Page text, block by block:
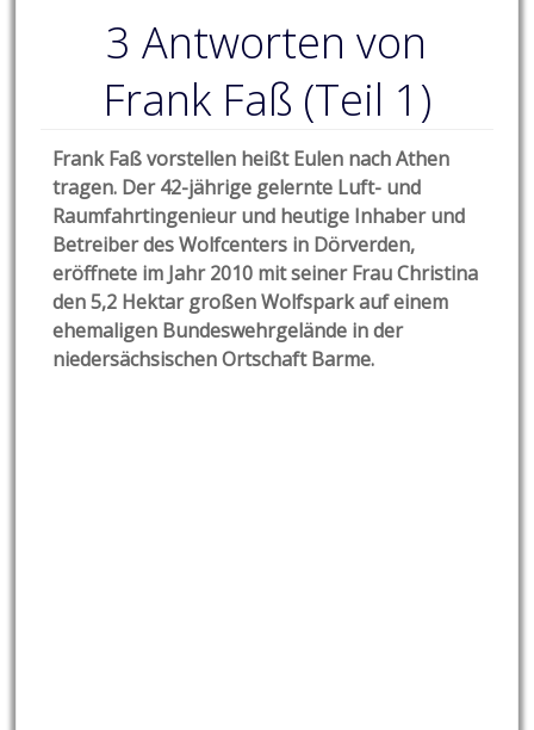
3 Antworten von
Frank Faß (Teil 1)
Frank Faß vorstellen heißt Eulen nach Athen
tragen. Der 42-jährige gelernte Luft- und
Raumfahrtingenieur und heutige Inhaber und
Betreiber des Wolfcenters in Dörverden,
eröffnete im Jahr 2010 mit seiner Frau Christina
den 5,2 Hektar großen Wolfspark auf einem
ehemaligen Bundeswehrgelände in der
niedersächsischen Ortschaft Barme.